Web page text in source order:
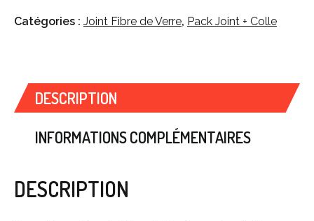
Catégories : Joint Fibre de Verre, Pack Joint + Colle
DESCRIPTION
INFORMATIONS COMPLÉMENTAIRES
DESCRIPTION